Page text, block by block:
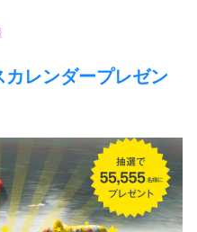
レンダープレゼン